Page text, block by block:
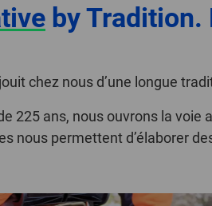
by Tradition.
chez nous d’une longue
225 ans, nous ouvrons la
nous permettent d’élaborer